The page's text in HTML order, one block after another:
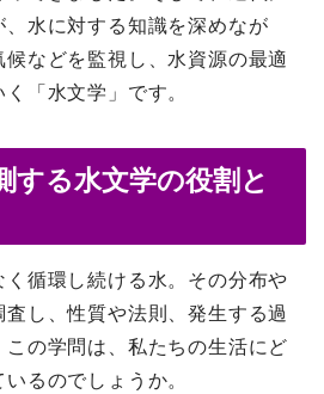
水に対する知識を深めなが
などを監視し、水資源の最適
「水文学」です。
する水文学の役割と
循環し続ける水。その分布や
し、性質や法則、発生する過
の学問は、私たちの生活にど
るのでしょうか。